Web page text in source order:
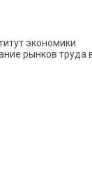
экономики
рынков труда